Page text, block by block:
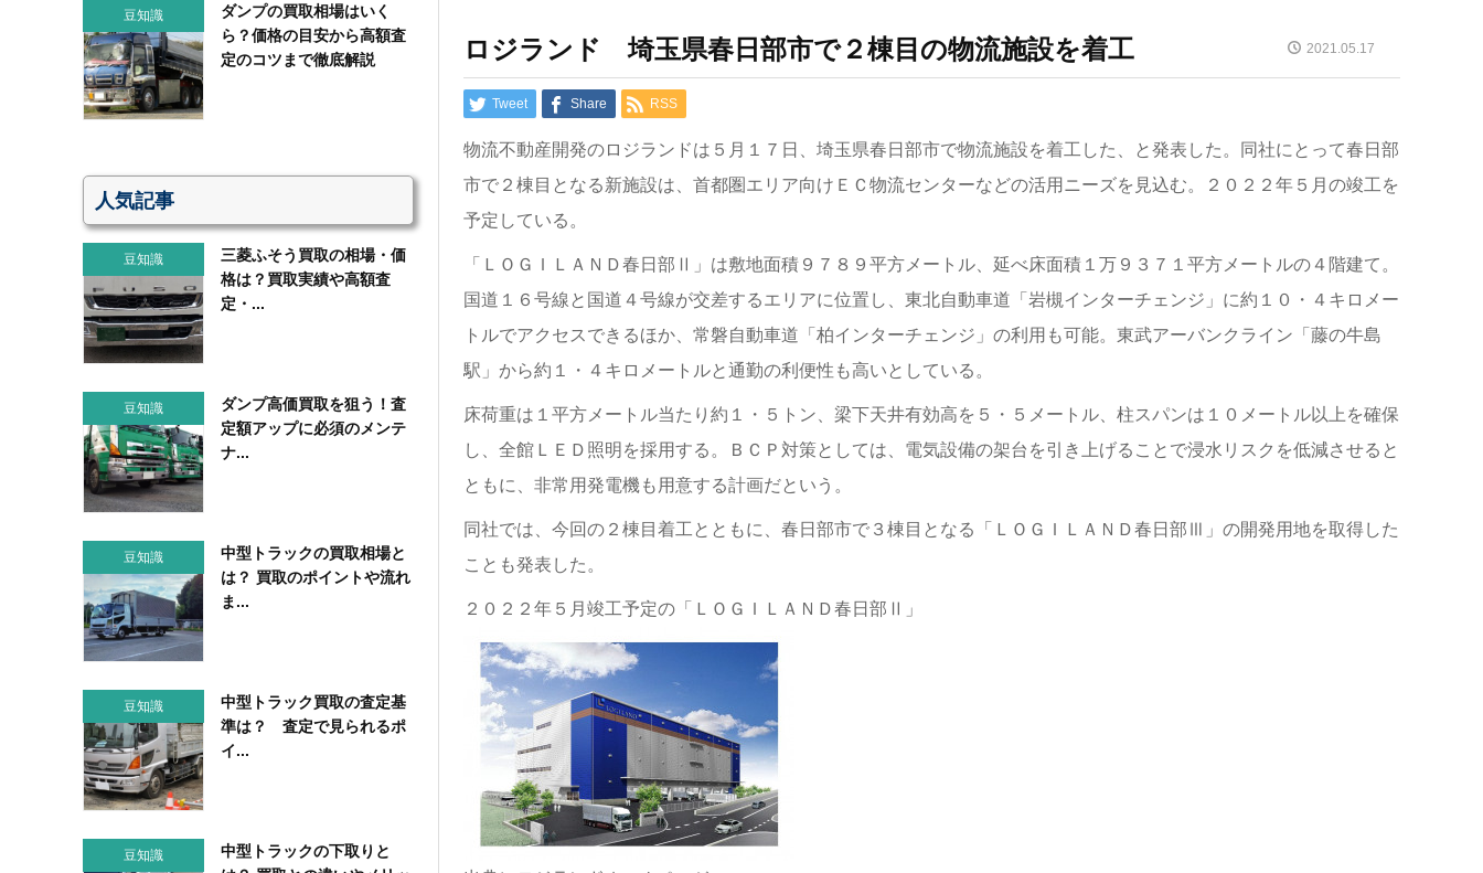
ロジランド 埼玉県春日部市で２棟目の物流施設を着工 2021.05.17
Tweet Share RSS
物流不動産開発のロジランドは５月１７日、埼玉県春日部市で物流施設を着工した、と発表した。同社にとって春日部
市で２棟目となる新施設は、首都圏エリア向けＥＣ物流センターなどの活用ニーズを見込む。２０２２年５月の竣工を
予定している。
「ＬＯＧＩＬＡＮＤ春日部Ⅱ」は敷地面積９７８９平方メートル、延べ床面積１万９３７１平方メートルの４階建て。
国道１６号線と国道４号線が交差するエリアに位置し、東北自動車道「岩槻インターチェンジ」に約１０・４キロメー
トルでアクセスできるほか、常磐自動車道「柏インターチェンジ」の利用も可能。東武アーバンクライン「藤の牛島
駅」から約１・４キロメートルと通勤の利便性も高いとしている。
床荷重は１平方メートル当たり約１・５トン、梁下天井有効高を５・５メートル、柱スパンは１０メートル以上を確保
し、全館ＬＥＤ照明を採用する。ＢＣＰ対策としては、電気設備の架台を引き上げることで浸水リスクを低減させると
ともに、非常用発電機も用意する計画だという。
同社では、今回の２棟目着工とともに、春日部市で３棟目となる「ＬＯＧＩＬＡＮＤ春日部Ⅲ」の開発用地を取得した
ことも発表した。
２０２２年５月竣工予定の「ＬＯＧＩＬＡＮＤ春日部Ⅱ」
豆知識
ダンプの買取相場はいく
ら？価格の目安から高額査
定のコツまで徹底解説
人気記事
豆知識
三菱ふそう買取の相場・価
格は？買取実績や高額査
定・...
豆知識
ダンプ高価買取を狙う！査
定額アップに必須のメンテ
ナ...
豆知識
中型トラックの買取相場と
は？ 買取のポイントや流れ
ま...
豆知識
中型トラック買取の査定基
準は？ 査定で見られるポ
イ...
豆知識
中型トラックの下取りと